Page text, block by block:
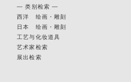
— 类别检索 —
西洋 绘画・雕刻
日本 绘画・雕刻
工艺与化妆道具
艺术家检索
展出检索